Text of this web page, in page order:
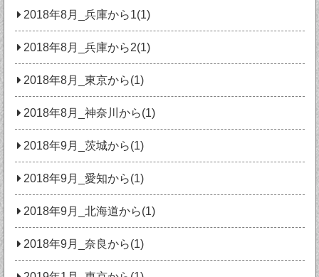
2018年8月_兵庫から1(1)
2018年8月_兵庫から2(1)
2018年8月_東京から(1)
2018年8月_神奈川から(1)
2018年9月_茨城から(1)
2018年9月_愛知から(1)
2018年9月_北海道から(1)
2018年9月_奈良から(1)